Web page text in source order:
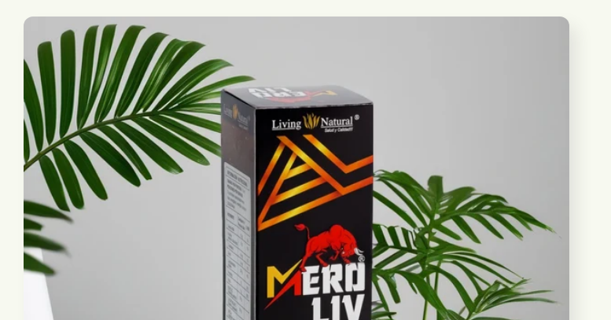
directamente
a la
información
del producto